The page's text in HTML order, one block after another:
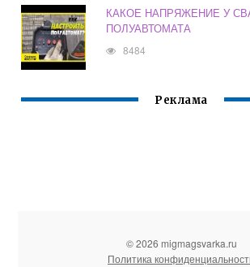
КАКОЕ НАПРЯЖЕНИЕ У
ПОЛУАВТОМАТА
8484
Реклама
© 2026 migmagsvarka.ru
Политика